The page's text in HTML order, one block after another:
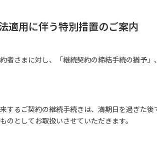
適用に伴う特別措置のご案内
者さまに対し、「継続契約の締結手続の猶予
するご契約の継続手続きは、満期日を過ぎた
としてお取扱いさせていただきます。